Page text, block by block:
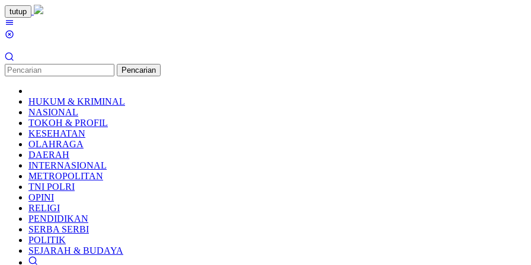
Loncat
ke
konten
tutup
Pencarian
HUKUM & KRIMINAL
NASIONAL
TOKOH & PROFIL
KESEHATAN
OLAHRAGA
DAERAH
INTERNASIONAL
METROPOLITAN
TNI POLRI
OPINI
RELIGI
PENDIDIKAN
SERBA SERBI
POLITIK
SEJARAH & BUDAYA